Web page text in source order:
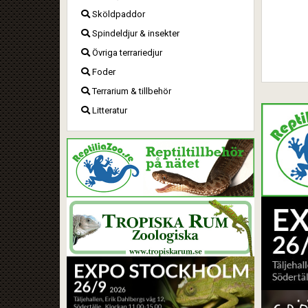
Sköldpaddor
Spindeldjur & insekter
Övriga terrariedjur
Foder
Terrarium & tillbehör
Litteratur